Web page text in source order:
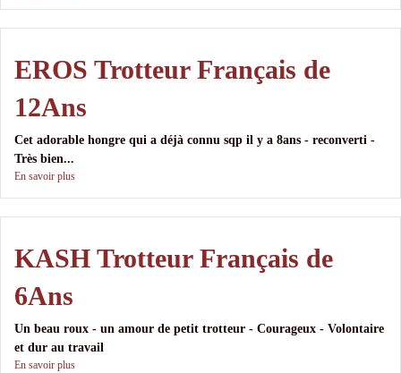
EROS Trotteur Français de
12Ans
Cet adorable hongre qui a déjà connu sqp il y a 8ans - reconverti -
Très bien...
En savoir plus
KASH Trotteur Français de
6Ans
Un beau roux - un amour de petit trotteur - Courageux - Volontaire
et dur au travail
En savoir plus